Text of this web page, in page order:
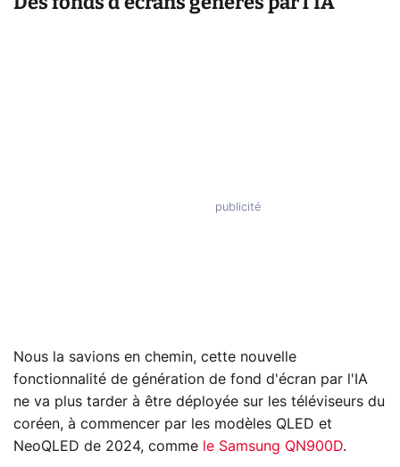
Nous la savions en chemin, cette nouvelle
fonctionnalité de génération de fond d'écran par l'IA
ne va plus tarder à être déployée sur les téléviseurs du
coréen, à commencer par les modèles QLED et
NeoQLED de 2024, comme le Samsung QN900D.